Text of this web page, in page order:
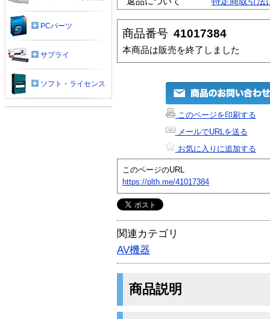
商品番号 41017384
本商品は販売を終了しました
このページを印刷する
メールでURLを送る
お気に入りに追加する
このページのURL
https://plth.me/41017384
関連カテゴリ
AV機器
商品説明
PCパーツ
サプライ
ソフト・ライセンス